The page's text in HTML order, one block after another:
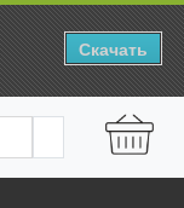
Скачать